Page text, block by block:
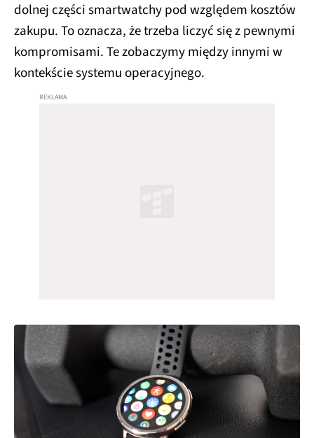
dolnej części smartwatchy pod względem kosztów
zakupu. To oznacza, że trzeba liczyć się z pewnymi
kompromisami. Te zobaczymy między innymi w
kontekście systemu operacyjnego.